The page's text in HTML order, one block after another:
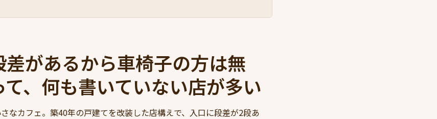
差があるから車椅子の方は無
、何も書いていない店が多い
なカフェ。築40年の戸建てを改装した店構えで、入口に段差が2段あ